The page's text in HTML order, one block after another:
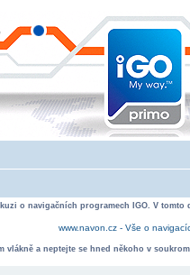
o navigačních programech IGO. V
www.navon.cz - Vše o
a neptejte se hned někoho v